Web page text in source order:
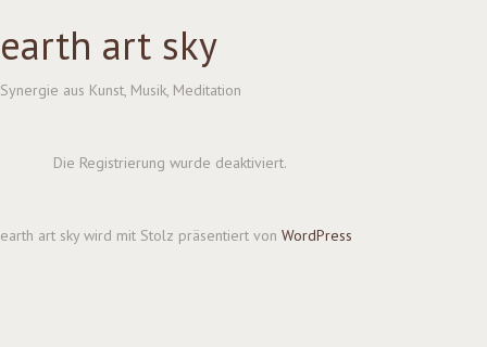
earth art sky
Synergie aus Kunst, Musik, Meditation
Die Registrierung wurde deaktiviert.
earth art sky wird mit Stolz präsentiert von WordPress